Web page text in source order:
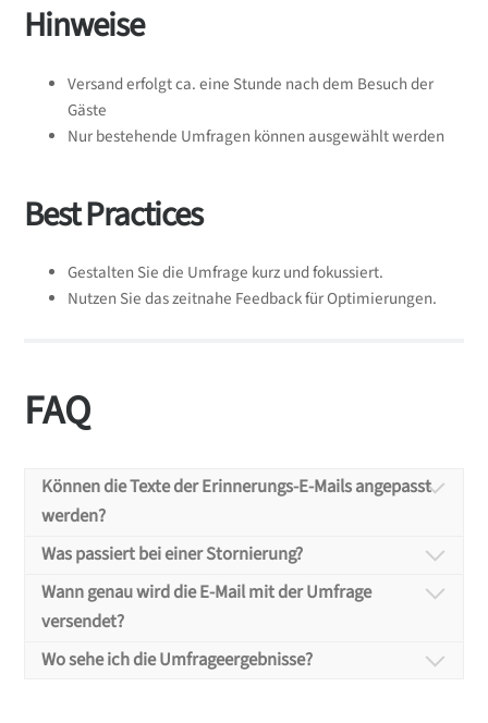
Hinweise
Versand erfolgt ca. eine Stunde nach dem Besuch der
Gäste
Nur bestehende Umfragen können ausgewählt werden
Best Practices
Gestalten Sie die Umfrage kurz und fokussiert.
Nutzen Sie das zeitnahe Feedback für Optimierungen.
FAQ
Können die Texte der Erinnerungs-E-Mails angepasst
werden?
Können die Texte der
Erinnerungs-E-Mails
angepasst werden?
Was passiert bei einer Stornierung?
Was passiert bei einer
Stornierung?
Wann genau wird die E-Mail mit der Umfrage
versendet?
Wo sehe ich die Umfrageergebnisse?